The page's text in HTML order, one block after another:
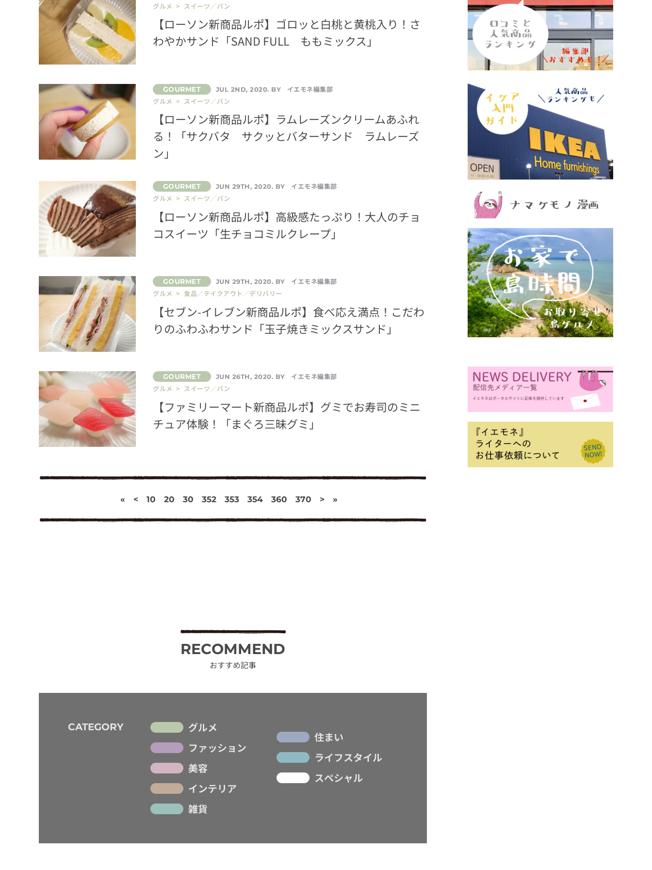
グルメ > スイーツ／パン
【ローソン新商品ルポ】ゴロッと白桃と黄桃入り！さ
わやかサンド「SAND FULL ももミックス」
JUL 2ND, 2020. BY
イエモネ編集部
グルメ > スイーツ／パン
【ローソン新商品ルポ】ラムレーズンクリームあふれ
る！「サクバタ サクッとバターサンド ラムレーズ
ン」
JUN 29TH, 2020. BY
イエモネ編集部
グルメ > スイーツ／パン
【ローソン新商品ルポ】高級感たっぷり！大人のチョ
コスイーツ「生チョコミルクレープ」
JUN 29TH, 2020. BY
イエモネ編集部
グルメ > 食品／テイクアウト／デリバリー
【セブン-イレブン新商品ルポ】食べ応え満点！こだわ
りのふわふわサンド「玉子焼きミックスサンド」
JUN 26TH, 2020. BY
イエモネ編集部
グルメ > スイーツ／パン
【ファミリーマート新商品ルポ】グミでお寿司のミニ
チュア体験！「まぐろ三昧グミ」
« < 10 20 30 352 353 354 360 370 > »
RECOMMEND
おすすめ記事
CATEGORY
グルメ
ファッション
美容
インテリア
雑貨
住まい
ライフスタイル
スペシャル